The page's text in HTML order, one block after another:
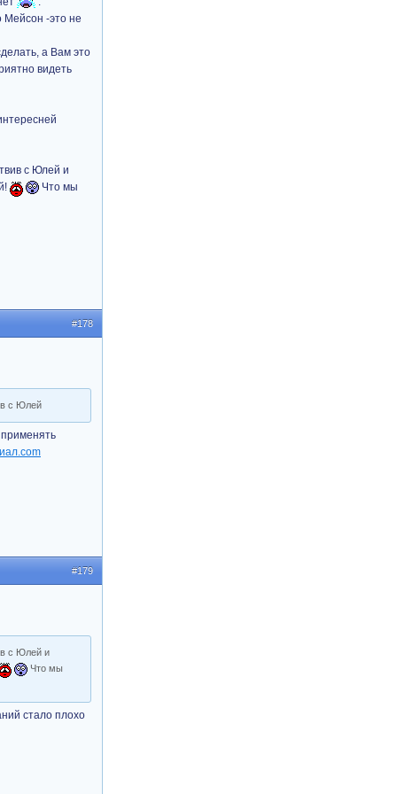
Мейсон -это не
а Вам это
видеть
с Юлей и
Что мы
#178
с Юлей
#179
с Юлей и
Что мы
стало плохо